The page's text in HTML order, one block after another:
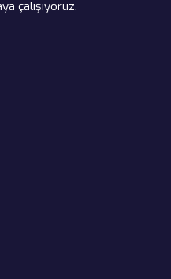
çalışıyoruz.